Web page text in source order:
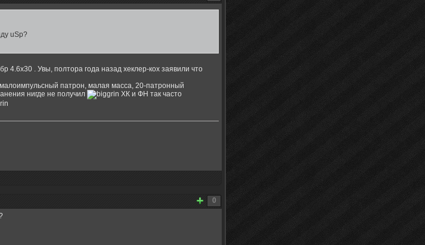
uSp?
4.6x30 . Увы, полтора года назад хеклер-кох заявили что
патрон, малая масса, 20-патронный
нигде не получил
ХК и ФН так часто
0